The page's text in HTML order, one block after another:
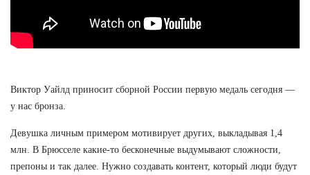
Виктор Уайлд приносит сборной России первую медаль сегодня —
у нас бронза.
Девушка личным примером мотивирует других, выкладывая 1,4
млн. В Брюсселе какие-то бесконечные выдумывают сложности,
препоны и так далее. Нужно создавать контент, который люди будут